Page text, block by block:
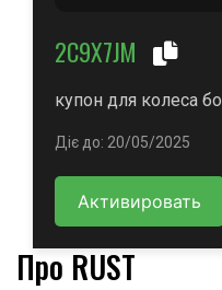
2C9X7JM
купон для колеса
Діє до: 20/05/2025
Активировать
Про RUST